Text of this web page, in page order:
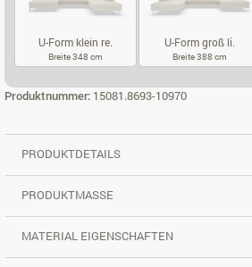
U-Form klein re.
Breite 348 cm
U-Form groß li.
Breite 388 cm
Produktnummer: 15081.8693-10970
PRODUKTDETAILS
PRODUKTMASSE
MATERIAL EIGENSCHAFTEN